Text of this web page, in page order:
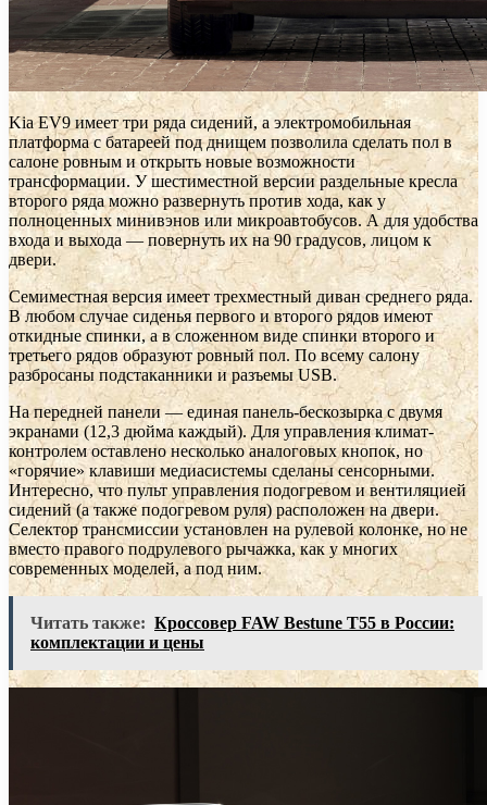
Kia EV9 имеет три ряда сидений, а электромобильная
платформа с батареей под днищем позволила сделать пол в
салоне ровным и открыть новые возможности
трансформации. У шестиместной версии раздельные кресла
второго ряда можно развернуть против хода, как у
полноценных минивэнов или микроавтобусов. А для удобства
входа и выхода — повернуть их на 90 градусов, лицом к
двери.
Семиместная версия имеет трехместный диван среднего ряда.
В любом случае сиденья первого и второго рядов имеют
откидные спинки, а в сложенном виде спинки второго и
третьего рядов образуют ровный пол. По всему салону
разбросаны подстаканники и разъемы USB.
На передней панели — единая панель-бескозырка с двумя
экранами (12,3 дюйма каждый). Для управления климат-
контролем оставлено несколько аналоговых кнопок, но
«горячие» клавиши медиасистемы сделаны сенсорными.
Интересно, что пульт управления подогревом и вентиляцией
сидений (а также подогревом руля) расположен на двери.
Селектор трансмиссии установлен на рулевой колонке, но не
вместо правого подрулевого рычажка, как у многих
современных моделей, а под ним.
Читать также: Кроссовер FAW Bestune T55 в России:
комплектации и цены